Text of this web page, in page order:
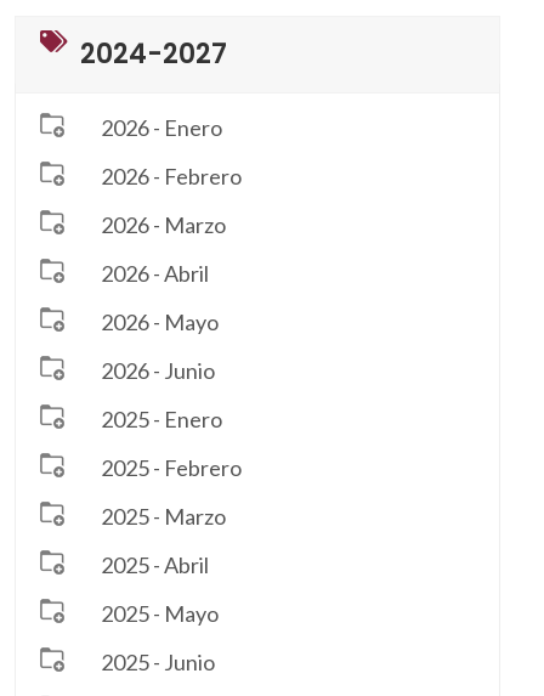
2024-2027
2026 - Enero
2026 - Febrero
2026 - Marzo
2026 - Abril
2026 - Mayo
2026 - Junio
2025 - Enero
2025 - Febrero
2025 - Marzo
2025 - Abril
2025 - Mayo
2025 - Junio